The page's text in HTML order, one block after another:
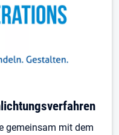
gemeinsam mit dem